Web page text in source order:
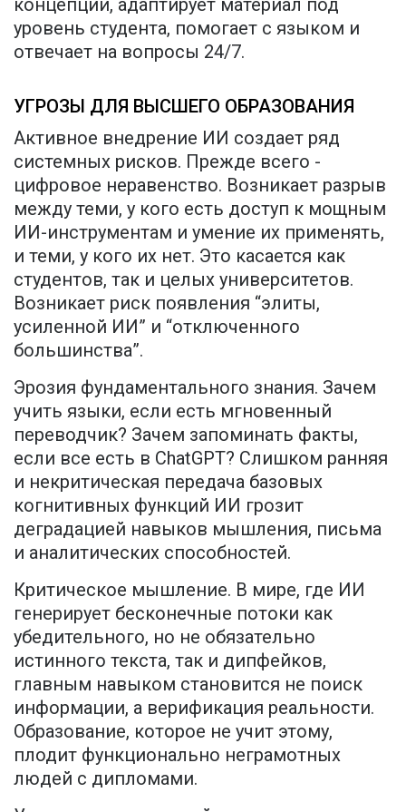
концепции, адаптирует материал под
уровень студента, помогает с языком и
отвечает на вопросы 24/7.
УГРОЗЫ ДЛЯ ВЫСШЕГО ОБРАЗОВАНИЯ
Активное внедрение ИИ создает ряд
системных рисков. Прежде всего -
цифровое неравенство. Возникает разрыв
между теми, у кого есть доступ к мощным
ИИ-инструментам и умение их применять,
и теми, у кого их нет. Это касается как
студентов, так и целых университетов.
Возникает риск появления “элиты,
усиленной ИИ” и “отключенного
большинства”.
Эрозия фундаментального знания. Зачем
учить языки, если есть мгновенный
переводчик? Зачем запоминать факты,
если все есть в ChatGPT? Слишком ранняя
и некритическая передача базовых
когнитивных функций ИИ грозит
деградацией навыков мышления, письма
и аналитических способностей.
Критическое мышление. В мире, где ИИ
генерирует бесконечные потоки как
убедительного, но не обязательно
истинного текста, так и дипфейков,
главным навыком становится не поиск
информации, а верификация реальности.
Образование, которое не учит этому,
плодит функционально неграмотных
людей с дипломами.